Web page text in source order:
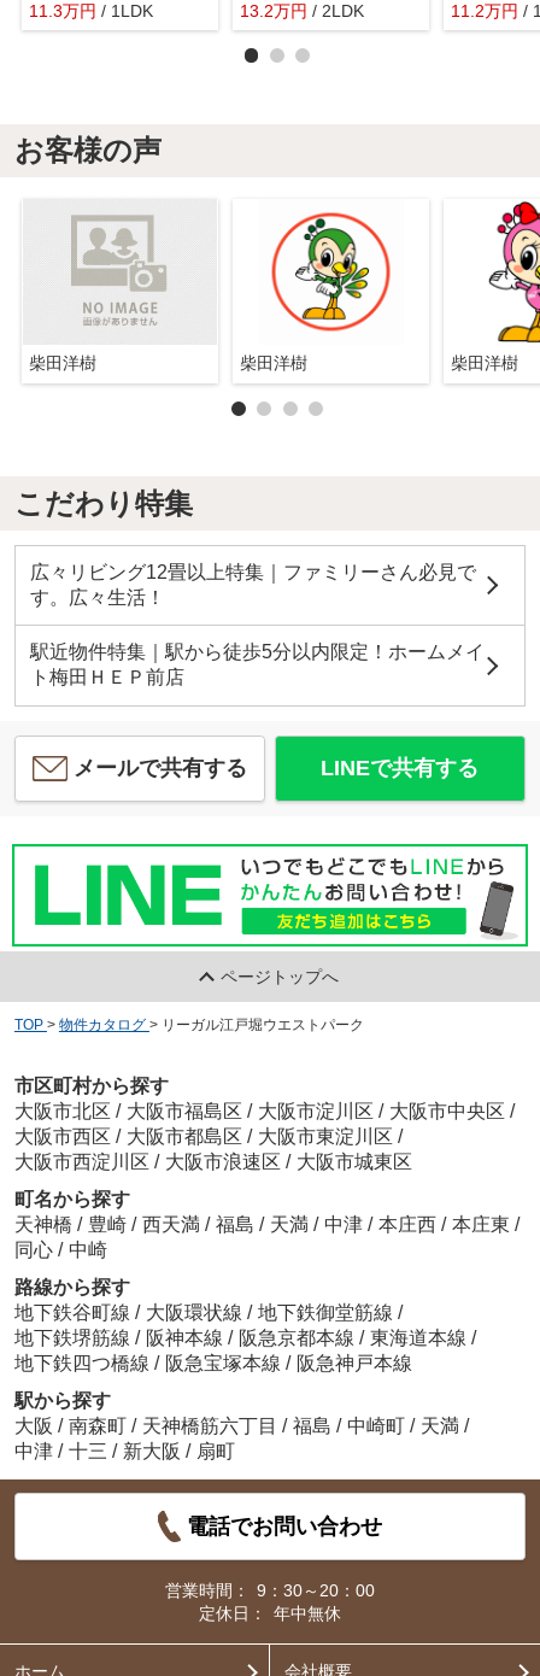
11.3万円 / 1LDK
13.2万円 / 2LDK
11.2万円 /
お客様の声
柴田洋樹 柴田洋樹 柴田洋樹
こだわり特集
広々リビング12畳以上特集｜ファミリーさん必見で
す。広々生活！
駅近物件特集｜駅から徒歩5分以内限定！ホームメイ
ト梅田ＨＥＰ前店
メールで共有する LINEで共有する
ページトップへ
TOP > 物件カタログ > リーガル江戸堀ウエストパーク
市区町村から探す
大阪市北区 / 大阪市福島区 / 大阪市淀川区 / 大阪市中央区 /
大阪市西区 / 大阪市都島区 / 大阪市東淀川区 /
大阪市西淀川区 / 大阪市浪速区 / 大阪市城東区
町名から探す
天神橋 / 豊崎 / 西天満 / 福島 / 天満 / 中津 / 本庄西 / 本庄東 /
同心 / 中崎
路線から探す
地下鉄谷町線 / 大阪環状線 / 地下鉄御堂筋線 /
地下鉄堺筋線 / 阪神本線 / 阪急京都本線 / 東海道本線 /
地下鉄四つ橋線 / 阪急宝塚本線 / 阪急神戸本線
駅から探す
大阪 / 南森町 / 天神橋筋六丁目 / 福島 / 中崎町 / 天満 /
中津 / 十三 / 新大阪 / 扇町
電話でお問い合わせ
営業時間：
9：30～20：00
定休日：
年中無休
ホーム 会社概要